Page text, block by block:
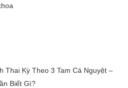
Thai Kỳ Theo 3 Tam Cá Nguyệt –
Biết Gì?